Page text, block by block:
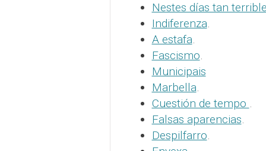
Nestes días tan
Indiferenza.
A estafa.
Fascismo.
Municipais
Marbella.
Cuestión de tempo .
Falsas aparencias.
Despilfarro.